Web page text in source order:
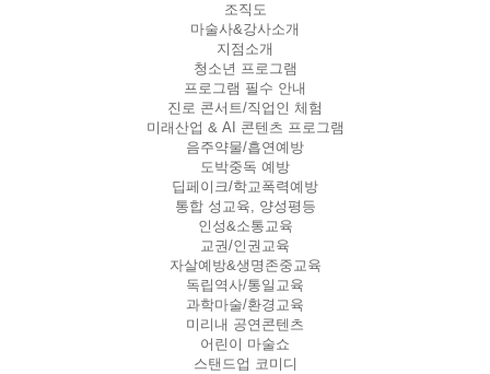
조직도
마술사&강사소개
지점소개
청소년 프로그램
프로그램 필수 안내
진로 콘서트/직업인 체험
미래산업 & AI 콘텐츠 프로그램
음주약물/흡연예방
도박중독 예방
딥페이크/학교폭력예방
통합 성교육, 양성평등
인성&소통교육
교권/인권교육
자살예방&생명존중교육
독립역사/통일교육
과학마술/환경교육
미리내 공연콘텐츠
어린이 마술쇼
스탠드업 코미디